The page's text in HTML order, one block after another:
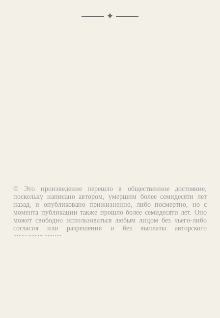
✦
© Это произведение перешло в общественное достояние,
поскольку написано автором, умершим более семидесяти лет
назад, и опубликовано прижизненно, либо посмертно, но с
момента публикации также прошло более семидесяти лет. Оно
может свободно использоваться любым лицом без чьего-либо
согласия или разрешения и без выплаты авторского
вознаграждения.